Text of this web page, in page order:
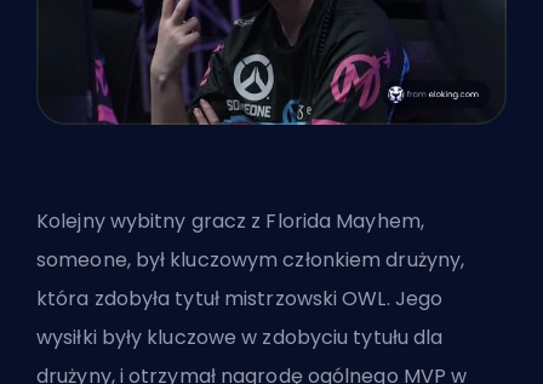
Kolejny wybitny gracz z Florida Mayhem,
someone, był kluczowym członkiem drużyny,
która zdobyła tytuł mistrzowski OWL. Jego
wysiłki były kluczowe w zdobyciu tytułu dla
drużyny, i otrzymał nagrodę ogólnego MVP w